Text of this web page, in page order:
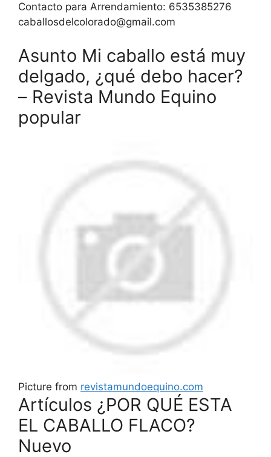
Contacto para Arrendamiento: 6535385276
caballosdelcolorado@gmail.com
Asunto Mi caballo está muy
delgado, ¿qué debo hacer?
– Revista Mundo Equino
popular
Picture from revistamundoequino.com
Artículos ¿POR QUÉ ESTA
EL CABALLO FLACO?
Nuevo